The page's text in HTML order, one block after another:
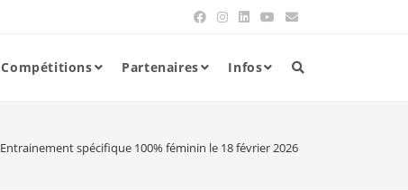
Compétitions Partenaires Infos
Entrainement spécifique 100% féminin le 18 février 2026